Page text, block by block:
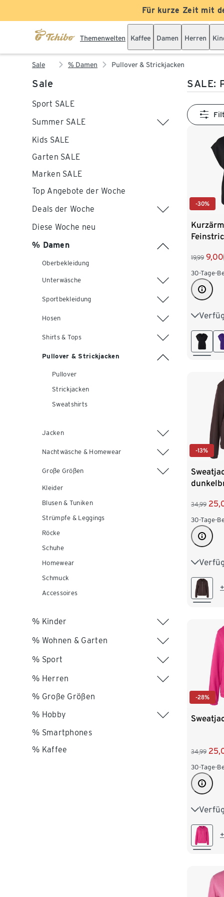
Für kurze Zeit mit
Themenwelten Kaffee Damen Herren
Sale % Damen Pullover & Strickjacken
Sale
Sport SALE
Summer SALE
Kids SALE
Garten SALE
Marken SALE
Top Angebote der Woche
Deals der Woche
Diese Woche neu
% Damen
Oberbekleidung
Unterwäsche
Sportbekleidung
Hosen
Shirts & Tops
Pullover & Strickjacken
Pullover
Strickjacken
Sweatshirts
Jacken
Nachtwäsche & Homewear
Große Größen
Kleider
Blusen & Tuniken
Strümpfe & Leggings
Röcke
Schuhe
Homewear
Schmuck
Accessoires
% Kinder
% Wohnen & Garten
% Sport
% Herren
% Große Größen
% Hobby
% Smartphones
% Kaffee
SALE:
-30%
19,99 9,00
30-Tage-
S 36/38
L 44/46
-13%
34,99
30-Tage-
S 36/38
L 44/46
-28%
34,99
30-Tage-
S 36/38
L 44/46